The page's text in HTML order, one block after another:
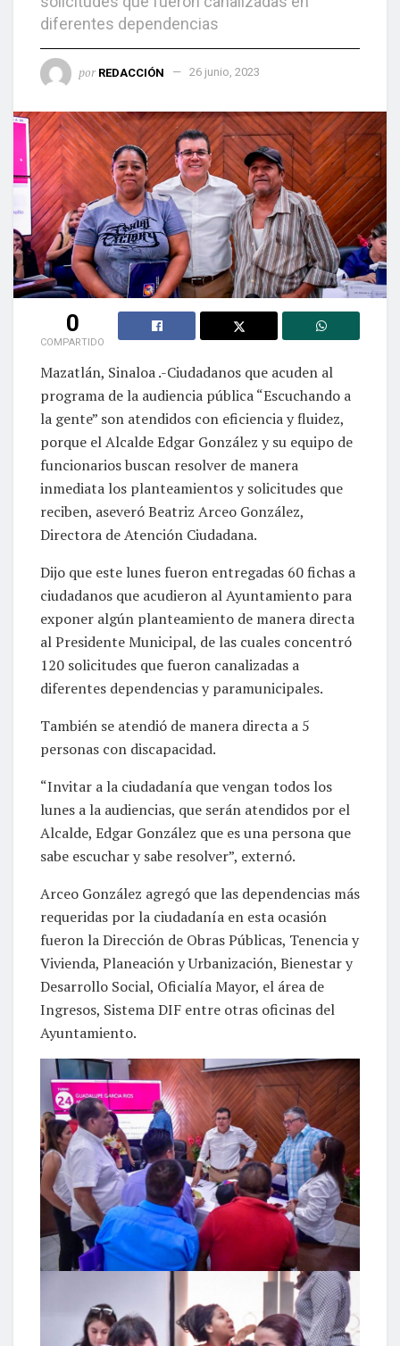
diferentes dependencias
por REDACCIÓN 26 junio, 2023
0
COMPARTIDO
Mazatlán, Sinaloa .-Ciudadanos que acuden al
programa de la audiencia pública “Escuchando a
la gente” son atendidos con eficiencia y fluidez,
porque el Alcalde Edgar González y su equipo de
funcionarios buscan resolver de manera
inmediata los planteamientos y solicitudes que
reciben, aseveró Beatriz Arceo González,
Directora de Atención Ciudadana.
Dijo que este lunes fueron entregadas 60 fichas a
ciudadanos que acudieron al Ayuntamiento para
exponer algún planteamiento de manera directa
al Presidente Municipal, de las cuales concentró
120 solicitudes que fueron canalizadas a
diferentes dependencias y paramunicipales.
También se atendió de manera directa a 5
personas con discapacidad.
“Invitar a la ciudadanía que vengan todos los
lunes a la audiencias, que serán atendidos por el
Alcalde, Edgar González que es una persona que
sabe escuchar y sabe resolver”, externó.
Arceo González agregó que las dependencias más
requeridas por la ciudadanía en esta ocasión
fueron la Dirección de Obras Públicas, Tenencia y
Vivienda, Planeación y Urbanización, Bienestar y
Desarrollo Social, Oficialía Mayor, el área de
Ingresos, Sistema DIF entre otras oficinas del
Ayuntamiento.